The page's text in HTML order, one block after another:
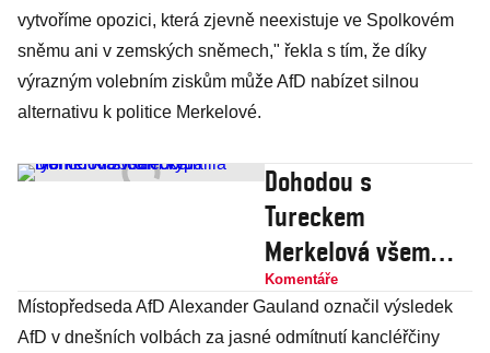
vytvoříme opozici, která zjevně neexistuje ve Spolkovém
sněmu ani v zemských sněmech," řekla s tím, že díky
výrazným volebním ziskům může AfD nabízet silnou
alternativu k politice Merkelové.
Dohodou s
Tureckem
Merkelová všem
vypálila rybník.
Klobouk dolů
Komentáře
Místopředseda AfD Alexander Gauland označil výsledek
AfD v dnešních volbách za jasné odmítnutí kancléřčiny